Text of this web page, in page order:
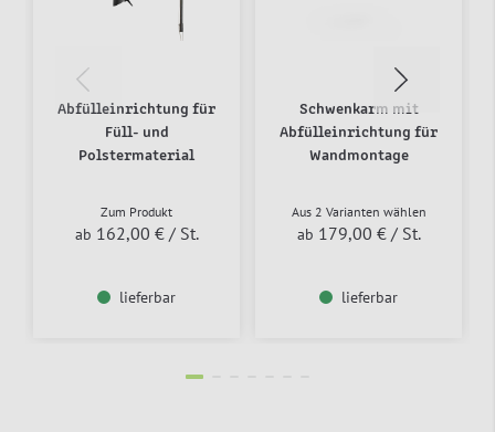
Abfülleinrichtung für
Füll- und
Polstermaterial
Zum Produkt
ab 162,00 € / St.
lieferbar
Schwenkarm mit
Abfülleinrichtung für
Wandmontage
Aus 2 Varianten wählen
ab 179,00 € / St.
lieferbar